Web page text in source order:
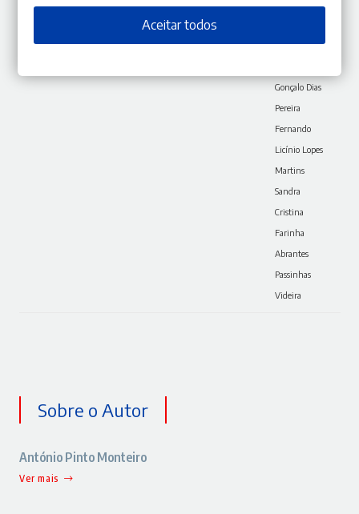
Aires de Sousa
Gonçalo Dias
Pereira
Fernando
Licínio Lopes
Martins
Sandra
Cristina
Farinha
Abrantes
Passinhas
Videira
Sobre o Autor
António Pinto Monteiro
Ver mais
Aceitar todos